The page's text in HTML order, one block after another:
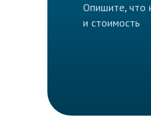
Опишите, что
и стоимость